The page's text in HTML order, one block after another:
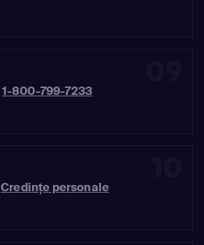
1-800-799-7233
Credinţe personale